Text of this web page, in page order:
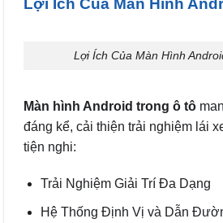
Lợi Ích Của Màn Hình
Màn hình Android trong ô tô
đáng kể, cải thiện trải nghiệm lái
tiện nghi:
Trải Nghiệm Giải Trí Đa Dạng
Hệ Thống Định Vị và Dẫn